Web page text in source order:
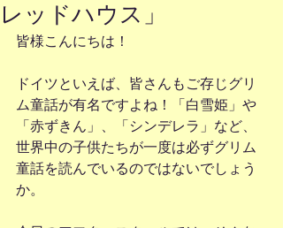
レッドハウス」
皆様こんにちは！
ドイツといえば、皆さんもご存じグリ
ム童話が有名ですよね！「白雪姫」や
「赤ずきん」、「シンデレラ」など、
世界中の子供たちが一度は必ずグリム
童話を読んでいるのではないでしょう
か。